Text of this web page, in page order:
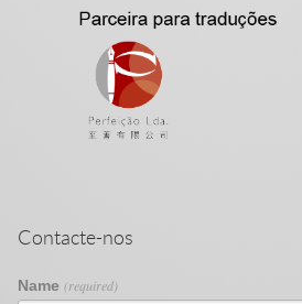
Contacte-nos
Name (required)